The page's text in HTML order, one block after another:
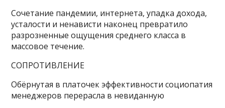
Сочетание пандемии, интернета, упадка дохода,
усталости и ненависти наконец превратило
разрозненные ощущения среднего класса в
массовое течение.
СОПРОТИВЛЕНИЕ
Обёрнутая в платочек эффективности социопатия
менеджеров перерасла в невиданную